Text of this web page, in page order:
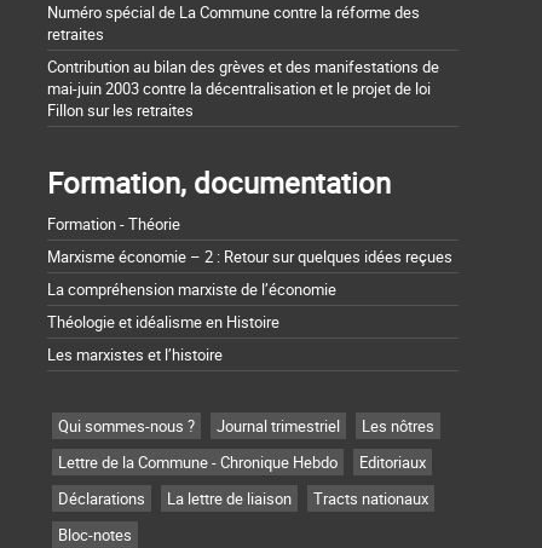
Numéro spécial de La Commune contre la réforme des
retraites
Contribution au bilan des grèves et des manifestations de
mai-juin 2003 contre la décentralisation et le projet de loi
Fillon sur les retraites
Formation, documentation
Formation - Théorie
Marxisme économie – 2 : Retour sur quelques idées reçues
La compréhension marxiste de l’économie
Théologie et idéalisme en Histoire
Les marxistes et l’histoire
Qui sommes-nous ? Journal trimestriel
Les nôtres
Lettre de la Commune - Chronique Hebdo
Editoriaux
Déclarations
La lettre de liaison
Tracts nationaux
Bloc-notes